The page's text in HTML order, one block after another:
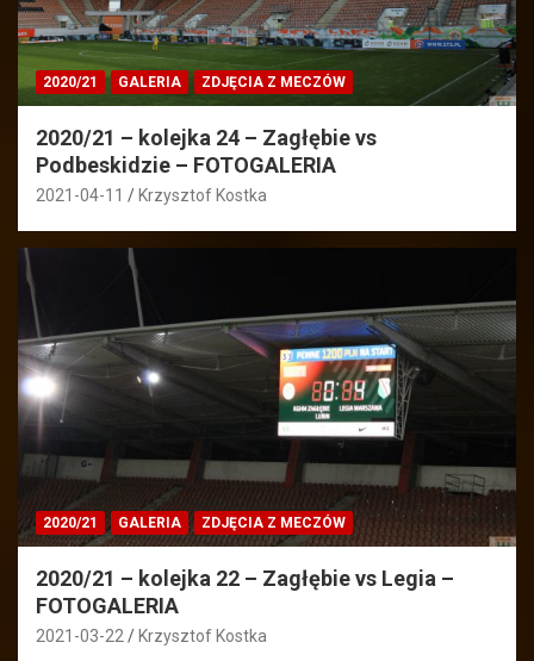
2020/21 GALERIA ZDJĘCIA Z MECZÓW
2020/21 – kolejka 24 – Zagłębie vs
Podbeskidzie – FOTOGALERIA
2021-04-11 Krzysztof Kostka
2020/21 GALERIA ZDJĘCIA Z MECZÓW
2020/21 – kolejka 22 – Zagłębie vs Legia –
FOTOGALERIA
2021-03-22 Krzysztof Kostka